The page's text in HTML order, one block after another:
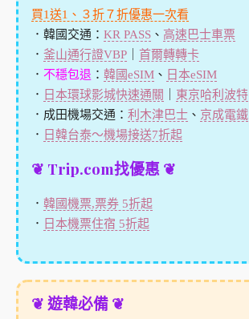
買1送1、３折７折優惠一次看
．韓國交通： KR PASS、 高速巴士車票
． 釜山通行證VBP｜ 首爾轉轉卡
． 不穩包退 ： 韓國eSIM、 日本eSIM
． 日本環球影城快速通關
東京哈利波特
．成田機場交通： 利木津巴士、 京成電鐵
． 日韓台泰～機場接送7折起
❦ Trip.com找優惠 ❦
． 韓國機票,票券 5折起
． 日本機票住宿 5折起
❦ 遊韓必備 ❦